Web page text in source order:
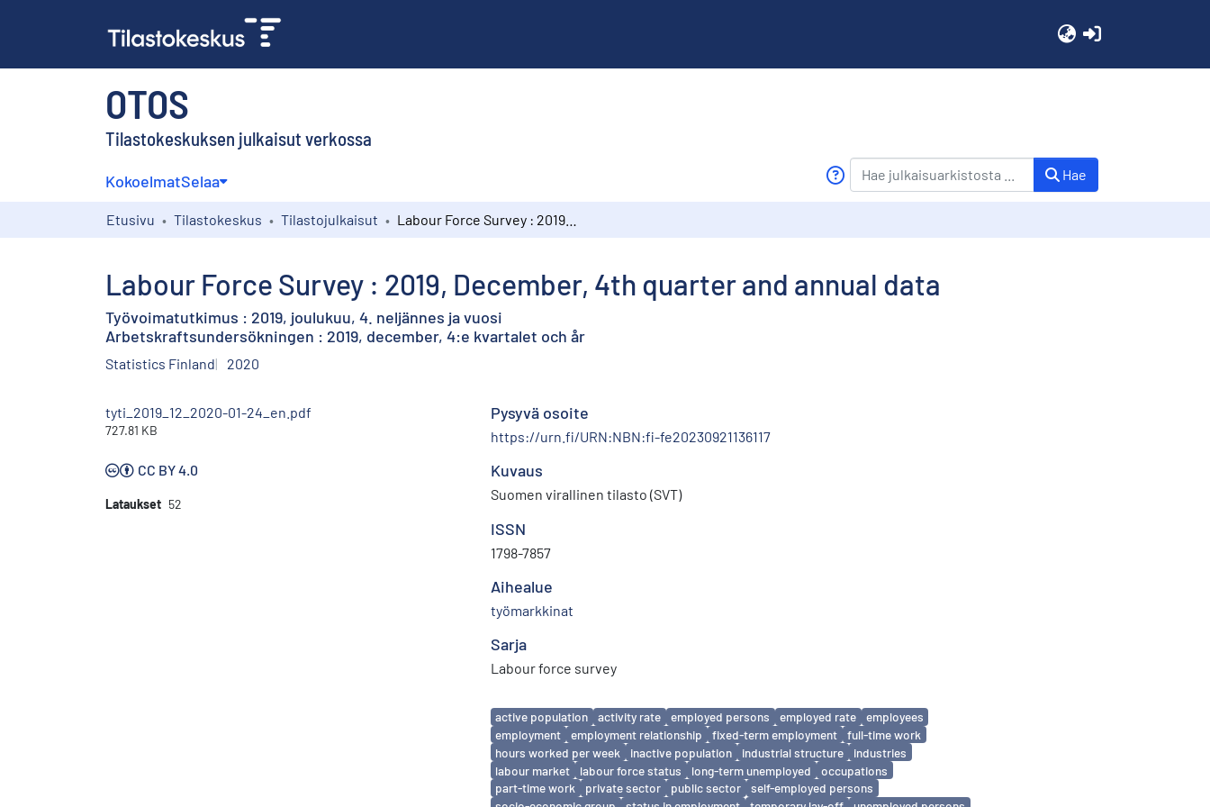
OTOS
Tilastokeskuksen julkaisut verkossa
KokoelmatSelaa Hae
Etusivu Tilastokeskus Tilastojulkaisut
Labour Force Survey : 2019, December, 4th quarter and annual data
Työvoimatutkimus : 2019, joulukuu, 4. neljännes ja vuosi
Arbetskraftsundersökningen : 2019, december, 4:e kvartalet och år
Statistics Finland 2020
tyti_2019_12_2020-01-24_en.pdf
727.81 KB
CC BY 4.0
Lataukset 52
Pysyvä osoite
https://urn.fi/URN:NBN:fi-fe20230921136117
Kuvaus
Suomen virallinen tilasto (SVT)
ISSN
1798-7857
Aihealue
työmarkkinat
Sarja
Labour force survey
Avainsanat
active population activity rate employed persons employed rate
employees
employment
employment relationship fixed-term employment
full-time work
hours worked per week
inactive population industrial structure
industries
labour market
labour force status long-term unemployed
occupations
part-time work
private sector public sector
self-employed persons